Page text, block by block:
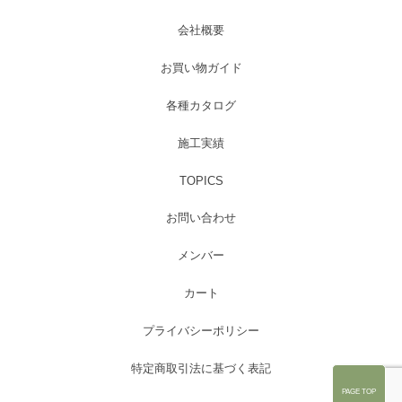
PAGE TOP
会社概要
お買い物ガイド
各種カタログ
施工実績
TOPICS
お問い合わせ
メンバー
カート
プライバシーポリシー
特定商取引法に基づく表記